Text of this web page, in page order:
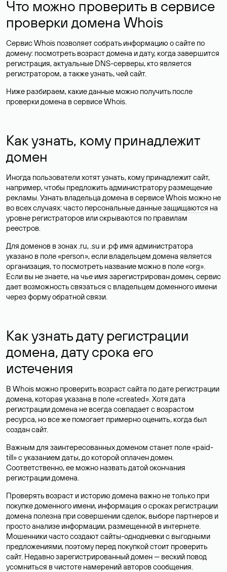
Что можно проверить в сервисе
проверки домена Whois
Сервис Whois позволяет собрать информацию о сайте по
домену: посмотреть возраст домена и дату, когда завершится
регистрация, актуальные DNS-серверы, кто является
регистратором, а также узнать, чей сайт.
Ниже разбираем, какие данные можно получить после
проверки домена в сервисе Whois.
Как узнать, кому принадлежит
домен
Иногда пользователи хотят узнать, кому принадлежит сайт,
например, чтобы предложить администратору размещение
рекламы. Узнать владельца домена в сервисе Whois можно не
во всех случаях: часто персональные данныезащищаются на
уровне регистраторов или скрываются по правилам
реестров.
Для доменов в зонах .ru, .su и .рф имя администратора
указано в поле «person», если владельцем домена является
организация, то посмотреть название можно в поле «org».
Если вы не знаете, на чье имя зарегистрирован домен, сервис
дает возможность связаться с владельцем доменного имени
через форму обратной связи.
Как узнать дату регистрации
домена, дату срока его
истечения
В Whois можно проверить возраст сайта по дате регистрации
домена, которая указана в поле «created». Хотя дата
регистрации домена не всегда совпадает с возрастом
ресурса, но все же помогает примерно оценить, когда был
создан сайт.
Важным для заинтересованных доменом станет поле «paid-
till» с указанием даты, до которой оплачен домен.
Соответственно, ее можно назвать датой окончания
регистрации домена.
Проверять возраст и историю домена важно не только при
покупке доменного имени, информация о сроках регистрации
домена полезна при совершении сделок, выборе партнеров и
просто анализе информации, размещенной в интернете.
Мошенники часто создают сайты-однодневки с выгодными
предложениями, поэтому перед покупкой стоит проверить
сайт. Недавно зарегистрированный домен — веский повод
усомниться в чистоте намерений авторов сообщения.